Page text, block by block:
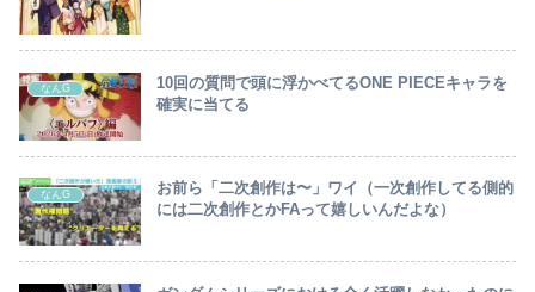
なんG
10回の質問で頭に浮かべてるONE PIECEキャラを
確実に当てる
なんG
お前ら「二次創作は〜」ワイ（一次創作してる側的
には二次創作とかFAって嬉しいんだよな）